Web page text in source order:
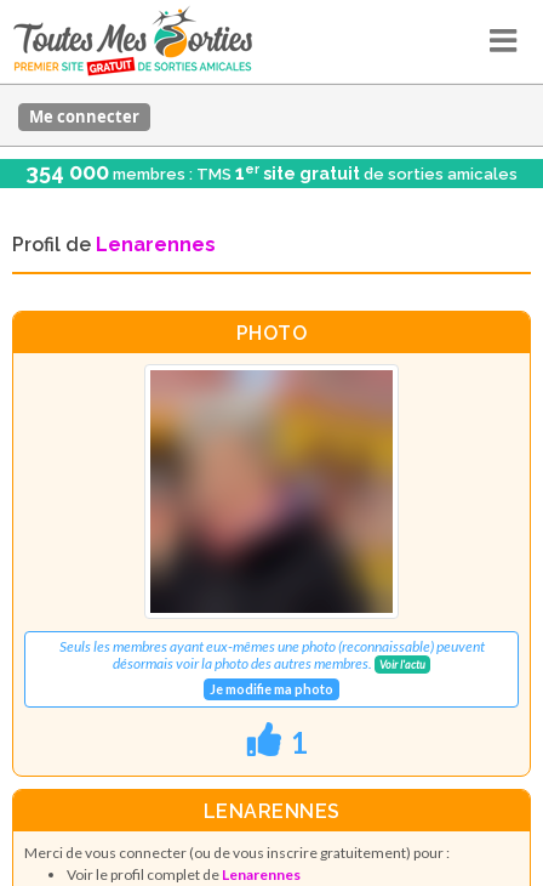
Me connecter
354 000 membres : TMS 1er site gratuit de sorties amicales
Profil de Lenarennes
PHOTO
Seuls les membres ayant eux-mêmes une photo (reconnaissable) peuvent
désormais voir la photo des autres membres.
Voir l'actu
Je modifie ma photo
1
LENARENNES
Merci de vous connecter (ou de vous inscrire gratuitement) pour :
Voir le profil complet de Lenarennes